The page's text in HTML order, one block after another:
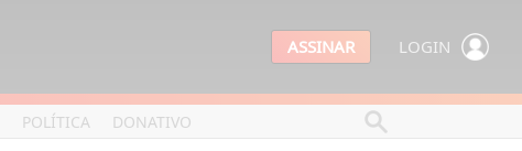
ASSINAR LOGIN
POLÍTICA DONATIVO